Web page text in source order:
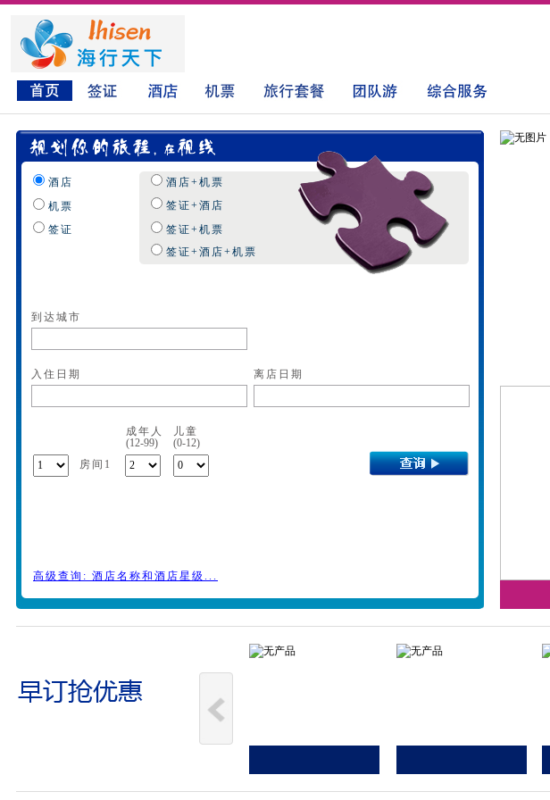
酒店
机票
签证
酒店+机票
签证+机票
签证+酒店
签证+酒店+机票
到达城市
入住日期 离店日期
成年人
儿童
(12-99)
(0-12)
房间1
高级查询: 酒店名称和酒店星级...